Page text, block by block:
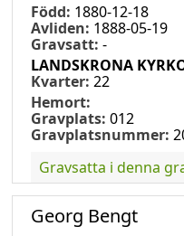
Född: 1880-12-18
Avliden: 1888-05-19
Gravsatt: -
LANDSKRONA
Kvarter: 22
Hemort:
Gravplats: 012
Gravplatsnummer:
Gravsatta i denna
Georg Bengt